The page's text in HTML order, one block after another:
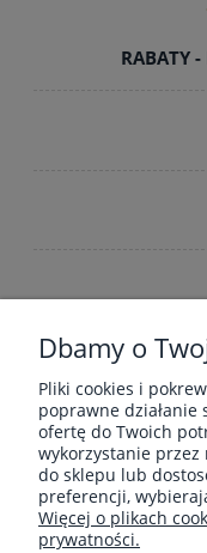
RABATY
Dbamy o
Pliki cookies i
poprawne działanie
ofertę do Twoich
wykorzystanie
do sklepu lub
preferencji,
Więcej o plikach
prywatności.